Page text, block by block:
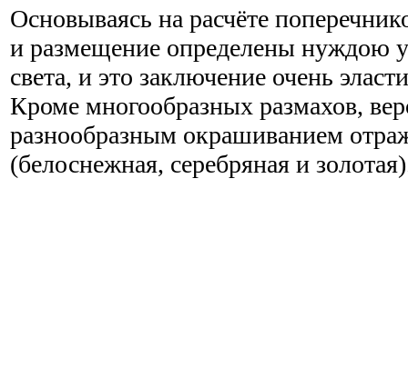
Основываясь на расчёте
и размещение определены нуждою
света, и это заключение очень
Кроме многообразных размахов,
разнообразным окрашиванием
(белоснежная, серебряная и